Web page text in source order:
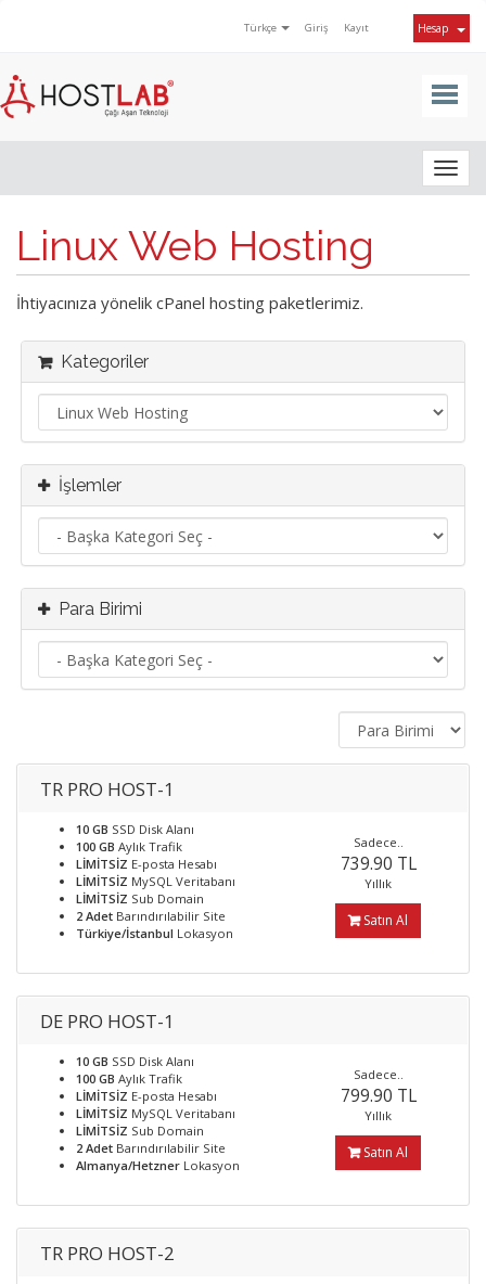
Türkçe Giriş Kayıt Hesap
Linux Web Hosting
İhtiyacınıza yönelik cPanel hosting paketlerimiz.
Kategoriler
İşlemler
Para Birimi
TR PRO HOST-1
10 GB SSD Disk Alanı
100 GB Aylık Trafik
LİMİTSİZ E-posta Hesabı
LİMİTSİZ MySQL Veritabanı
LİMİTSİZ Sub Domain
2 Adet Barındırılabilir Site
Türkiye/İstanbul Lokasyon
Sadece..
739.90 TL
Yıllık
Satın Al
DE PRO HOST-1
10 GB SSD Disk Alanı
100 GB Aylık Trafik
LİMİTSİZ E-posta Hesabı
LİMİTSİZ MySQL Veritabanı
LİMİTSİZ Sub Domain
2 Adet Barındırılabilir Site
Almanya/Hetzner Lokasyon
Sadece..
799.90 TL
Yıllık
Satın Al
TR PRO HOST-2